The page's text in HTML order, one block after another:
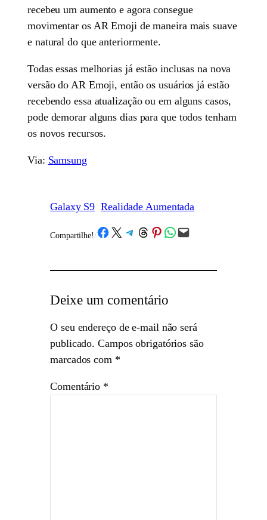
recebeu um aumento e agora consegue
movimentar os AR Emoji de maneira mais suave
e natural do que anteriormente.
Todas essas melhorias já estão inclusas na nova
versão do AR Emoji, então os usuários já estão
recebendo essa atualização ou em alguns casos,
pode demorar alguns dias para que todos tenham
os novos recursos.
Via: Samsung
Galaxy S9 Realidade Aumentada
Compartilhe! /Share on Facebook
Share on X Share on Telegram
Share on Threads
Share on Pinterest
Share on WhatsApp
Email this Page
Deixe um comentário
O seu endereço de e-mail não será
publicado. Campos obrigatórios são
marcados com *
Comentário *